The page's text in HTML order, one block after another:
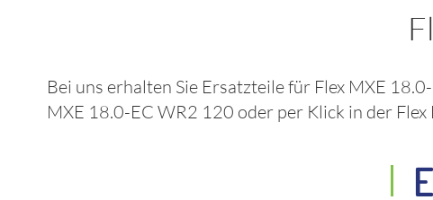
Bei uns erhalten Sie Ersatzteile für Flex MXE
MXE 18.0-EC WR2 120 oder per Klick in der